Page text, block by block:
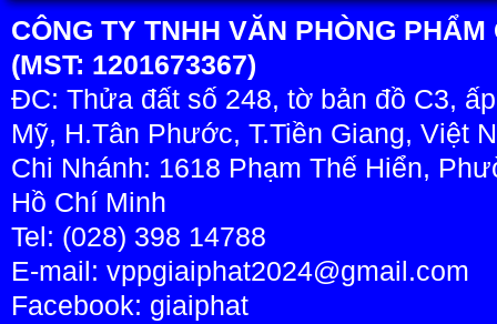
CÔNG TY TNHH VĂN PHÒNG PHẨM
(MST: 1201673367)
ĐC: Thửa đất số 248, tờ bản đồ C3,
Mỹ, H.Tân Phước, T.Tiền Giang, Việt
Chi Nhánh: 1618 Phạm Thế Hiển,
Hồ Chí Minh
Tel: (028) 398 14788
E-mail: vppgiaiphat2024@gmail.com
Facebook: giaiphat